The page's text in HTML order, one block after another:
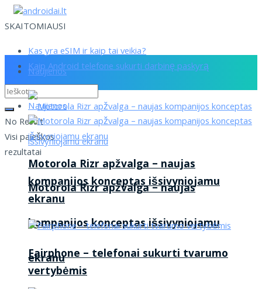
SKAITOMIAUSI
Kas yra eSIM ir kaip tai veikia?
Kaip Android telefone sukurti darbinę paskyrą
No Result
Visi paieškos
rezultatai
Naujienos
Motorola Rizr apžvalga – naujas
kompanijos konceptas išsivyniojamu
ekranu
Naujienos
Motorola Rizr apžvalga – naujas
kompanijos konceptas išsivyniojamu
ekranu
Fairphone – telefonai sukurti tvarumo
vertybėmis